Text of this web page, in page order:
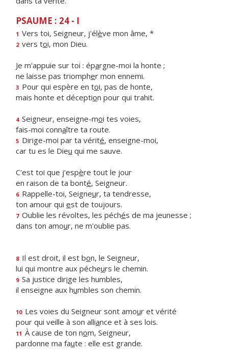
PSAUME : 24 - I
1 Vers toi, Seigneur, j'élève mon âme, *
2 vers toi, mon Dieu.
Je m'appuie sur toi : épargne-moi la honte ;
ne laisse pas triompher mon ennemi.
3 Pour qui espère en toi, pas de honte,
mais honte et déception pour qui trahit.
4 Seigneur, enseigne-moi tes voies,
fais-moi connaître ta route.
5 Dirige-moi par ta vérité, enseigne-moi,
car tu es le Dieu qui me sauve.
C'est toi que j'espère tout le jour
en raison de ta bonté, Seigneur.
6 Rappelle-toi, Seigneur, ta tendresse,
ton amour qui est de toujours.
7 Oublie les révoltes, les péchés de ma jeunesse ;
dans ton amour, ne m'oublie pas.
8 Il est droit, il est bon, le Seigneur,
lui qui montre aux pécheurs le chemin.
9 Sa justice dirige les humbles,
il enseigne aux humbles son chemin.
10 Les voies du Seigneur sont amour et vérité
pour qui veille à son alliance et à ses lois.
11 À cause de ton nom, Seigneur,
pardonne ma faute : elle est grande.